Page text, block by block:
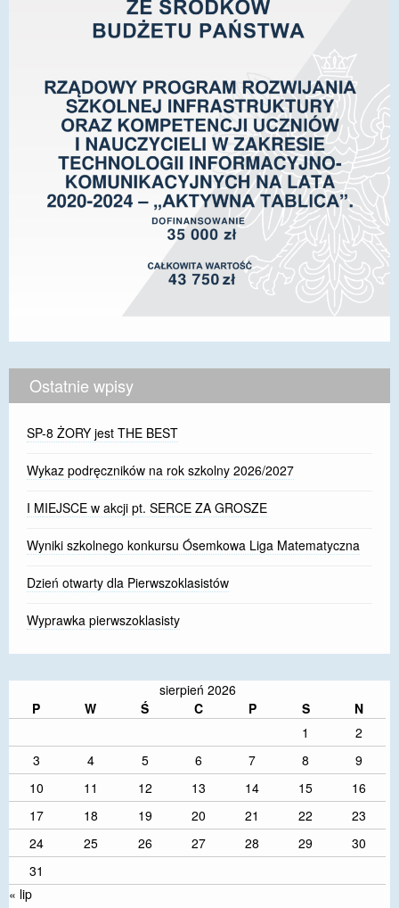
Ostatnie wpisy
SP-8 ŻORY jest THE BEST
Wykaz podręczników na rok szkolny 2026/2027
I MIEJSCE w akcji pt. SERCE ZA GROSZE
Wyniki szkolnego konkursu Ósemkowa Liga Matematyczna
Dzień otwarty dla Pierwszoklasistów
Wyprawka pierwszoklasisty
sierpień 2026
P
W Ś C P S
N
1
2
3
4 5 6 7 8
9
10
11 12 13 14 15
16
17
18 19 20 21 22
23
24
25 26 27 28 29
30
31
« lip